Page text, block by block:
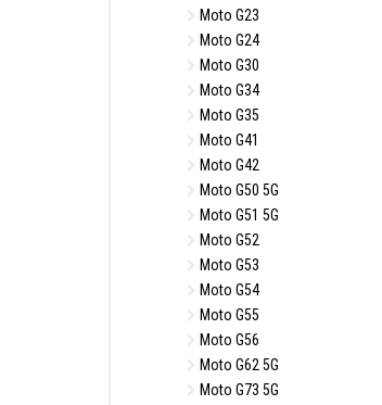
Moto G23
Moto G24
Moto G30
Moto G34
Moto G35
Moto G41
Moto G42
Moto G50 5G
Moto G51 5G
Moto G52
Moto G53
Moto G54
Moto G55
Moto G56
Moto G62 5G
Moto G73 5G